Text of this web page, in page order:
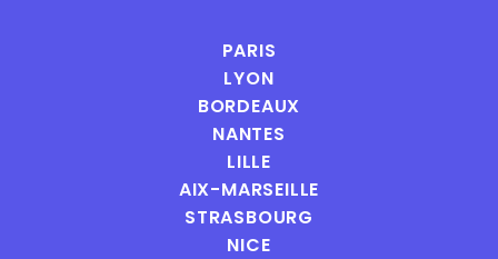
PARIS
LYON
BORDEAUX
NANTES
LILLE
AIX-MARSEILLE
STRASBOURG
NICE